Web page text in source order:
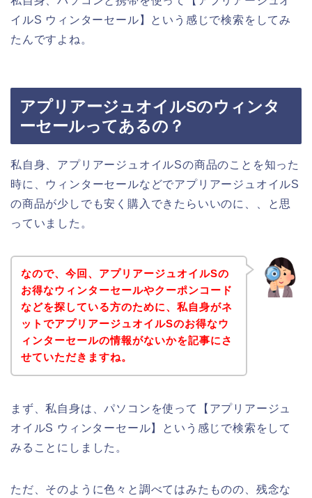
イルS ウィンターセール】という感じで検索をしてみ
たんですよね。
アプリアージュオイルSのウィンタ
ーセールってあるの？
私自身、アプリアージュオイルSの商品のことを知った
時に、ウィンターセールなどでアプリアージュオイルS
の商品が少しでも安く購入できたらいいのに、、と思
っていました。
なので、今回、アプリアージュオイルSの
お得なウィンターセールやクーポンコード
などを探している方のために、私自身がネ
ットでアプリアージュオイルSのお得なウ
ィンターセールの情報がないかを記事にさ
せていただきますね。
まず、私自身は、パソコンを使って【アプリアージュ
オイルS ウィンターセール】という感じで検索をして
みることにしました。
ただ、そのように色々と調べてはみたものの、残念な